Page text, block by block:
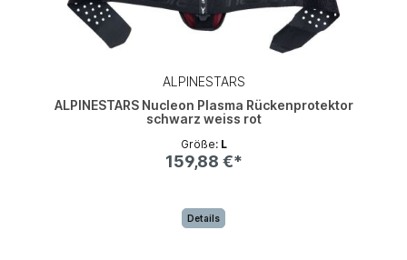
ALPINESTARS
ALPINESTARS Nucleon Plasma Rückenprotektor
schwarz weiss rot
Größe: L
159,88 €*
Details